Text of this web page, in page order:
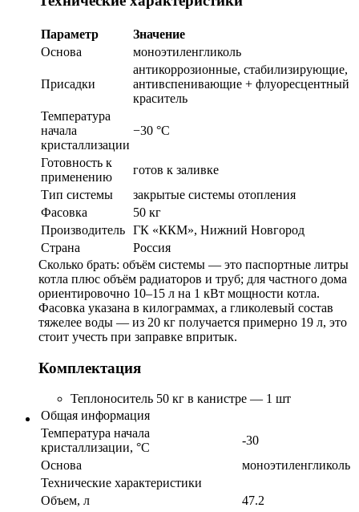
Параметр
Значение
Основа
моноэтиленгликоль
Присадки
антикоррозионные, стабилизирующие,
антивспенивающие + флуоресцентный
краситель
Температура
начала
кристаллизации
−30 °C
Готовность к
применению
готов к заливке
Тип системы
закрытые системы отопления
Фасовка
50 кг
Производитель ГК «ККМ», Нижний Новгород
Страна
Россия
Сколько брать: объём системы — это паспортные литры
котла плюс объём радиаторов и труб; для частного дома
ориентировочно 10–15 л на 1 кВт мощности котла.
Фасовка указана в килограммах, а гликолевый состав
тяжелее воды — из 20 кг получается примерно 19 л, это
стоит учесть при заправке впритык.
Комплектация
Теплоноситель 50 кг в канистре — 1 шт
Общая информация
Температура начала
кристаллизации, °С
-30
Основа
моноэтиленгликоль
Технические характеристики
Объем, л
47.2